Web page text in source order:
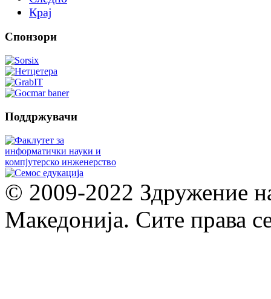
Крај
Спонзори
Поддржувачи
© 2009-2022 Здружение
Македонија. Сите права